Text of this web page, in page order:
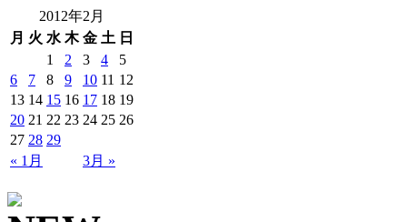
2012年2月
月 火 水 木 金 土 日
« 1月 3月 »
1 2 3 4
5
6
7 8 9 10 11 12
13 14 15 16 17 18 19
20 21 22 23 24 25 26
27 28 29